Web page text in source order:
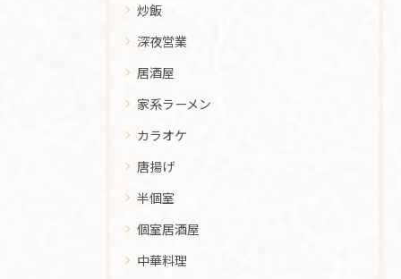
炒飯
深夜営業
居酒屋
家系ラーメン
カラオケ
唐揚げ
半個室
個室居酒屋
中華料理